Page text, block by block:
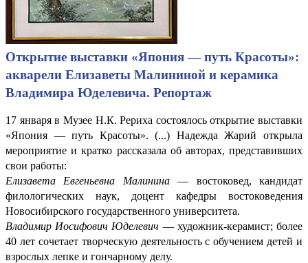
Открытие выставки «Япония — путь Красоты»:
акварели Елизаветы Малининой и керамика
Владимира Юделевича. Репортаж
17 января в Музее Н.К. Рериха состоялось открытие выставки
«Япония — путь Красоты». (...) Надежда Жарий открыла
мероприятие и кратко рассказала об авторах, представивших
свои работы:
Елизавета Евгеньевна Малинина— востоковед, кандидат
филологических наук, доцент кафедры востоковедения
Новосибирского государственного университета.
Владимир Иосифович Юделевич — художник-керамист; более
40 лет сочетает творческую деятельность с обучением детей и
взрослых лепке и гончарному делу.